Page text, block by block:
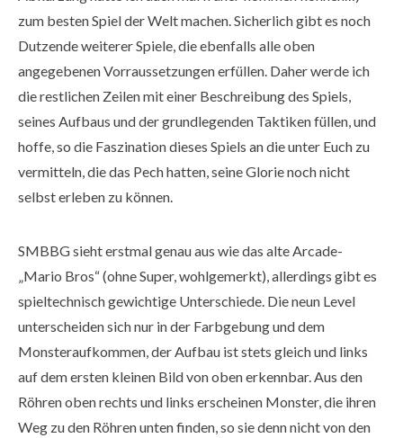
zum besten Spiel der Welt machen. Sicherlich gibt es noch
Dutzende weiterer Spiele, die ebenfalls alle oben
angegebenen Vorraussetzungen erfüllen. Daher werde ich
die restlichen Zeilen mit einer Beschreibung des Spiels,
seines Aufbaus und der grundlegenden Taktiken füllen, und
hoffe, so die Faszination dieses Spiels an die unter Euch zu
vermitteln, die das Pech hatten, seine Glorie noch nicht
selbst erleben zu können.
SMBBG sieht erstmal genau aus wie das alte Arcade-
„Mario Bros“ (ohne Super, wohlgemerkt), allerdings gibt es
spieltechnisch gewichtige Unterschiede. Die neun Level
unterscheiden sich nur in der Farbgebung und dem
Monsteraufkommen, der Aufbau ist stets gleich und links
auf dem ersten kleinen Bild von oben erkennbar. Aus den
Röhren oben rechts und links erscheinen Monster, die ihren
Weg zu den Röhren unten finden, so sie denn nicht von den